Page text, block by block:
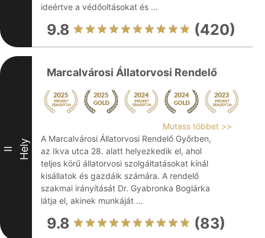
ideértve a védőoltásokat és ...
9.8 (420)
II Hely
Marcalvárosi Állatorvosi Rendelő
Mutass többet >>
A Marcalvárosi Állatorvosi Rendelő Győrben,
az Ikva utca 28. alatt helyezkedik el, ahol
teljes körű állatorvosi szolgáltatásokat kínál
kisállatok és gazdáik számára. A rendelő
szakmai irányítását Dr. Gyabronka Boglárka
látja el, akinek munkáját ...
9.8 (83)